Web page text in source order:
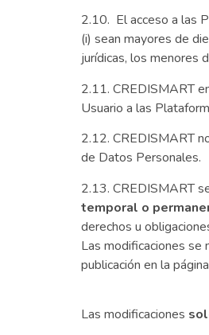
2.10. El acceso a las
(i) sean mayores de
jurídicas, los menores
2.11. CREDISMART
Usuario a las
2.12. CREDISMART
de Datos Personales.
2.13. CREDISMART
temporal o
derechos u
Las modificaciones se
publicación en la
Las modificaciones